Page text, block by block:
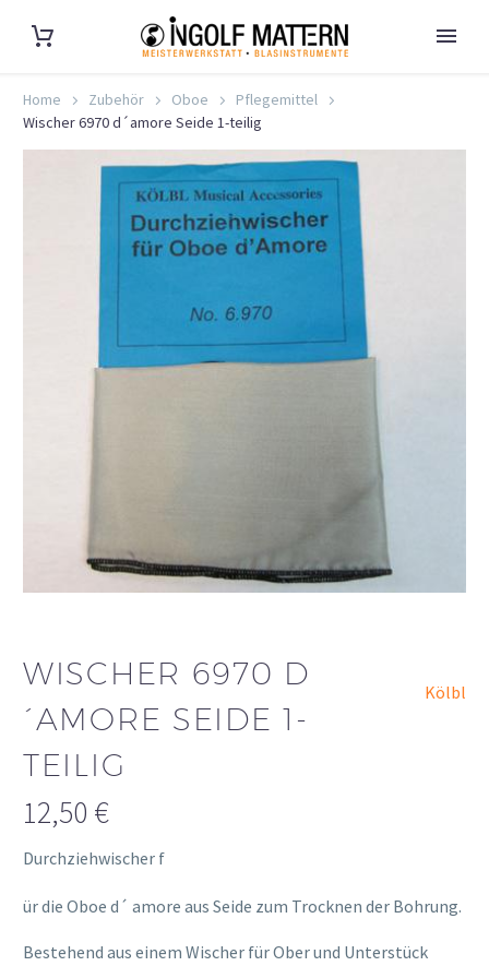
Home Zubehör Oboe
Pflegemittel
Wischer 6970 d´amore Seide 1-teilig
WISCHER 6970 D
´AMORE SEIDE 1-
TEILIG
Kölbl
12,50 €
Durchziehwischer f
osteopathe-nyon-cabinet-monney
ür die Oboe d´ amore aus Seide zum Trocknen der Bohrung.
Bestehend aus einem Wischer für Ober und Unterstück